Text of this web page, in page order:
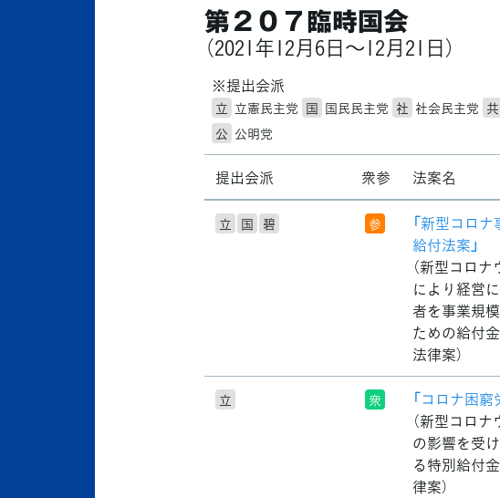
第２０７臨時国会
（2021年12月6日～12月21日）
※提出会派
立 立憲民主党 国 国民民主党 社 社会民主党 共
公 公明党
提出会派 衆参 法案名
立 国 碧 参
「新型コロ
給付法案」
（新型コロ
により経営
者を事業規
ための給付
法律案）
立 衆
「コロナ困
（新型コロ
の影響を受
る特別給付
律案）